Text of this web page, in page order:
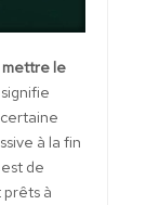
mettre le
à la fin
de
à